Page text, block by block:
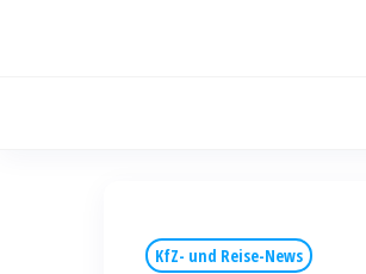
KfZ- und Reise-News